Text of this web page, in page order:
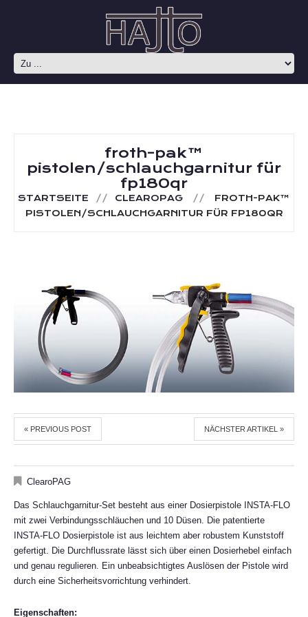
froth-pak™
pistolen/schlauchgarnitur für
fp180qr
STARTSEITE CLEAROPAG
FROTH-PAK™
PISTOLEN/SCHLAUCHGARNITUR FÜR FP180QR
« PREVIOUS POST NÄCHSTER ARTIKEL »
ClearoPAG
Das Schlauchgarnitur-Set besteht aus einer Dosierpistole INSTA-FLO
mit zwei Verbindungsschläuchen und 10 Düsen. Die patentierte
INSTA-FLO Dosierpistole ist aus leichtem aber robustem Kunststoff
gefertigt. Die Durchflussrate lässt sich über einen Dosierhebel einfach
und genau regulieren. Ein unbeabsichtigtes Auslösen der Pistole wird
durch eine Sicherheitsvorrichtung verhindert.
Eigenschaften: